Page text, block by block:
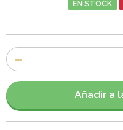
EN STOCK
Número
de
artículos
Añadir a